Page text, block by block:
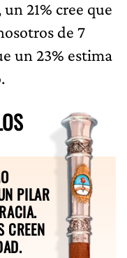
21% cree que
de 7
un 23% estima
PILAR
CREEN